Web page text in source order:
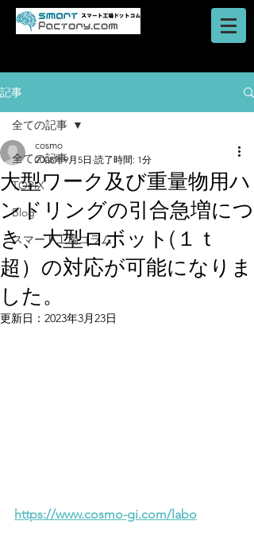
記事
全ての記事
TOPIX
Blog
スマート工場コラム
全ての記事
大型ワーク及び重量物用ハ
ンドリングの引合急増につ
き、大型ロボット(１ｔ
超）の対応が可能になりま
した。
cosmo
2008年9月5日 読了時間: 1分
更新日： 2023年3月23日
https://www.cosmo-gi.com/labo